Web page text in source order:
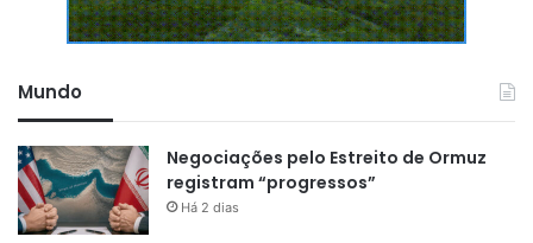
Mundo
Negociações pelo Estreito de Ormuz
registram “progressos”
Há 2 dias